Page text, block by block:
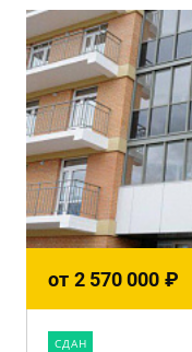
от 2 570 000 ₽
CДАН